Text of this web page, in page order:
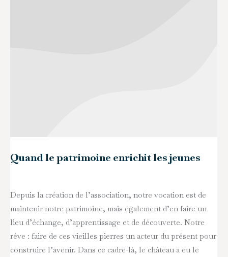
Quand le patrimoine enrichit les jeunes
Depuis la création de l’association, notre vocation est de
maintenir notre patrimoine, mais également d’en faire un
lieu d’échange, d’apprentissage et de découverte. Notre
rêve : faire de ces vieilles pierres un acteur du présent pour
construire l’avenir. Dans ce cadre-là, le château a eu le